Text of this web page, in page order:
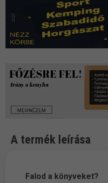
A termék leírása
Falod a könyveket?